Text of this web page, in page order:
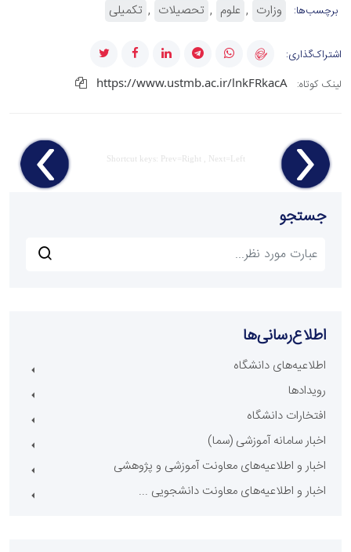
برچسب‌ها: وزارت علوم تحصیلات تکمیلی
اشتراک‌گذاری:
لینک کوتاه:
https://www.ustmb.ac.ir/lnkFRkacA
Shortcut keys: Prev=Right , Next=Left
جستجو
اطلاع‌رسانی‌ها
اطلاعیه‌های دانشگاه
رویدادها
افتخارات دانشگاه
اخبار سامانه آموزشی (سما)
اخبار و اطلاعیه‌های معاونت آموزشی و پژوهشی
اخبار و اطلاعیه‌های معاونت دانشجویی ...